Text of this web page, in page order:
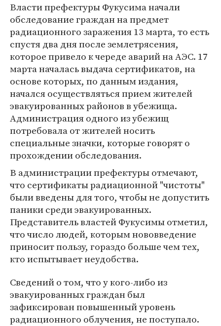
Власти префектуры Фукусима начали
обследование граждан на предмет
радиационного заражения 13 марта, то есть
спустя два дня после землетрясения,
которое привело к череде аварий на АЭС. 17
марта началась выдача сертификатов, на
основе которых, по данным издания,
начался осуществляться прием жителей
эвакуированных районов в убежища.
Администрация одного из убежищ
потребовала от жителей носить
специальные значки, которые говорят о
прохождении обследования.
В администрации префектуры отмечают,
что сертификаты радиационной "чистоты"
были введены для того, чтобы не допустить
паники среди эвакуированных.
Представитель властей Фукусимы отметил,
что число людей, которым нововведение
приносит пользу, гораздо больше чем тех,
кто испытывает неудобства.
Сведений о том, что у кого-либо из
эвакуированных граждан был
зафиксирован повышенный уровень
радиационного облучения, не поступало.